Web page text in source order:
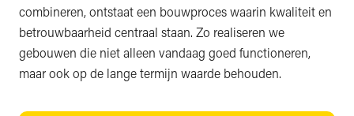
combineren, ontstaat een bouwproces waarin kwaliteit en
betrouwbaarheid centraal staan. Zo realiseren we
gebouwen die niet alleen vandaag goed functioneren,
maar ook op de lange termijn waarde behouden.